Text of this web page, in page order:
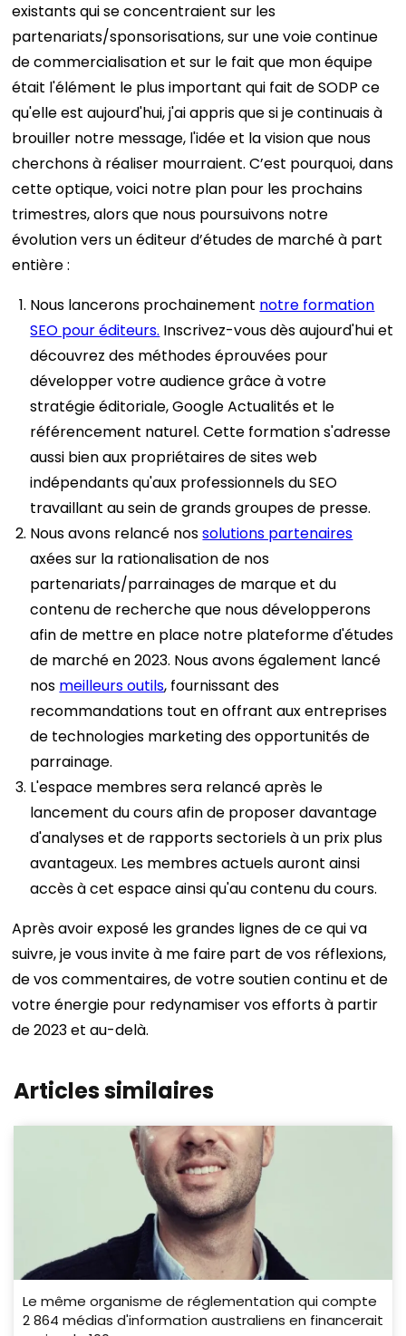
existants qui se concentraient sur les
partenariats/sponsorisations, sur une voie continue
de commercialisation et sur le fait que mon équipe
était l'élément le plus important qui fait de SODP ce
qu'elle est aujourd'hui, j'ai appris que si je continuais à
brouiller notre message, l'idée et la vision que nous
cherchons à réaliser mourraient. C’est pourquoi, dans
cette optique, voici notre plan pour les prochains
trimestres, alors que nous poursuivons notre
évolution vers un éditeur d’études de marché à part
entière :
Nous lancerons prochainement notre formation
SEO pour éditeurs. Inscrivez-vous dès aujourd'hui et
découvrez des méthodes éprouvées pour
développer votre audience grâce à votre
stratégie éditoriale, Google Actualités et le
référencement naturel. Cette formation s'adresse
aussi bien aux propriétaires de sites web
indépendants qu'aux professionnels du SEO
travaillant au sein de grands groupes de presse.
Nous avons relancé nossolutions partenaires
axées sur la rationalisation de nos
partenariats/parrainages de marque et du
contenu de recherche que nous développerons
afin de mettre en place notre plateforme d'études
de marché en 2023. Nous avons également lancé
nos meilleurs outils, fournissant des
recommandations tout en offrant aux entreprises
de technologies marketing des opportunités de
parrainage.
L'espace membres sera relancé après le
lancement du cours afin de proposer davantage
d'analyses et de rapports sectoriels à un prix plus
avantageux. Les membres actuels auront ainsi
accès à cet espace ainsi qu'au contenu du cours.
Après avoir exposé les grandes lignes de ce qui va
suivre, je vous invite à me faire part de vos réflexions,
de vos commentaires, de votre soutien continu et de
votre énergie pour redynamiser vos efforts à partir
de 2023 et au-delà.
Articles similaires
Le même organisme de réglementation qui compte
2 864 médias d'information australiens en financerait